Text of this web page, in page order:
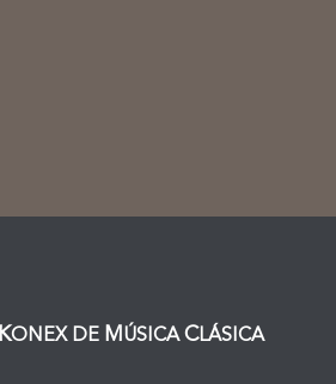
KONEX DE M ÚSICACLÁSICA